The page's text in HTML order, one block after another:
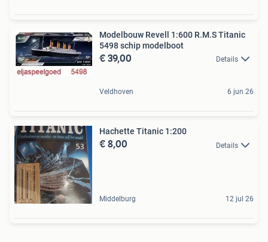
Modelbouw Revell 1:600 R.M.S Titanic
5498 schip modelboot
€ 39,00 Details
Veldhoven 6 jun 26
Hachette Titanic 1:200
€ 8,00 Details
Middelburg 12 jul 26